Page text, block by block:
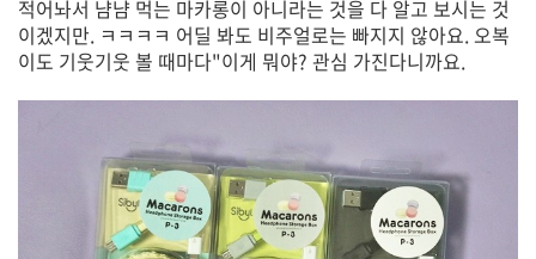
적어놔서 냠냠 먹는 마카롱이 아니라는 것을 다 알고 보시는 것
이겠지만. ㅋㅋㅋㅋ 어딜 봐도 비주얼로는 빠지지 않아요. 오복
이도 기웃기웃 볼 때마다"이게 뭐야? 관심 가진다니까요.